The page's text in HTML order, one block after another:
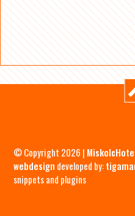
© Copyright 2026 |
webdesign developed by:
snippets and plugins